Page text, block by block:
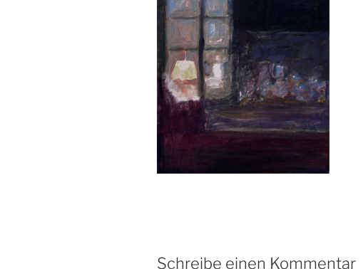
Schreibe einen Kommentar